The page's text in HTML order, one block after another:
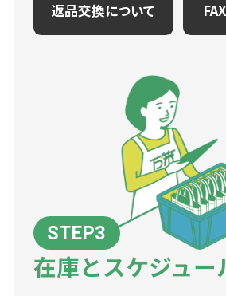
返品交換について
在庫とスケジュー